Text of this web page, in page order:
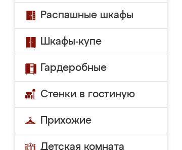
Распашные шкафы
Шкафы-купе
Гардеробные
Стенки в гостиную
Прихожие
Детская комната